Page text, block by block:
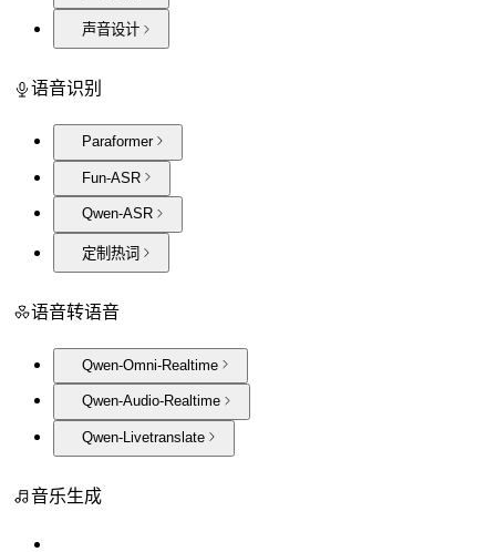
声音设计
语音识别
Paraformer
Fun-ASR
Qwen-ASR
定制热词
语音转语音
Qwen-Omni-Realtime
Qwen-Audio-Realtime
Qwen-Livetranslate
音乐生成